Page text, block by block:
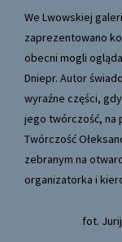
We Lwowskiej
zaprezentowano
obecni mogli
Dniepr. Autor
wyraźne części,
jego twórczość, na
Twórczość
zebranym na
organizatorka i
fot.